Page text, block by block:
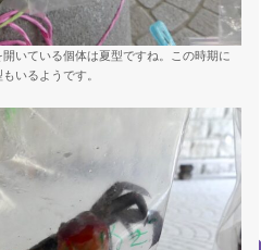
いている個体は夏型ですね。この時期に
いるようです。